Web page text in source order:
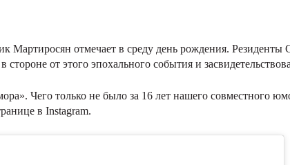
Мартиросян отмечает в среду день рождения.
стороне от этого эпохального события и
Чего только не было за 16 лет нашего совместного
в Instagram.